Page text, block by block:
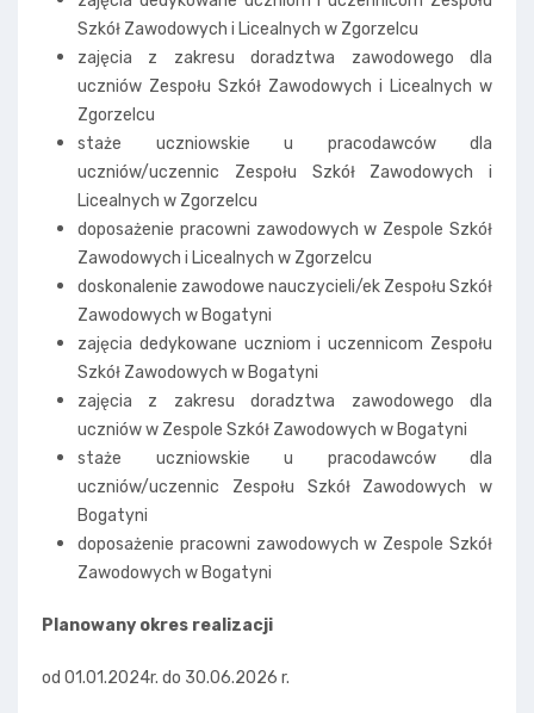
Szkół Zawodowych i Licealnych w Zgorzelcu
zajęcia z zakresu doradztwa zawodowego dla
uczniów Zespołu Szkół Zawodowych i Licealnych w
Zgorzelcu
staże uczniowskie u pracodawców dla
uczniów/uczennic Zespołu Szkół Zawodowych i
Licealnych w Zgorzelcu
doposażenie pracowni zawodowych w Zespole Szkół
Zawodowych i Licealnych w Zgorzelcu
doskonalenie zawodowe nauczycieli/ek Zespołu Szkół
Zawodowych w Bogatyni
zajęcia dedykowane uczniom i uczennicom Zespołu
Szkół Zawodowych w Bogatyni
zajęcia z zakresu doradztwa zawodowego dla
uczniów w Zespole Szkół Zawodowych w Bogatyni
staże uczniowskie u pracodawców dla
uczniów/uczennic Zespołu Szkół Zawodowych w
Bogatyni
doposażenie pracowni zawodowych w Zespole Szkół
Zawodowych w Bogatyni
Planowany okres realizacji
od 01.01.2024r. do 30.06.2026 r.